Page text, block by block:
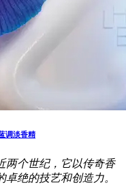
调淡香精
两个世纪，它以传奇香
绝的技艺和创造力。